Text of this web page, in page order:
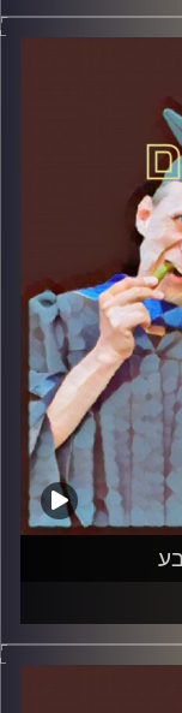
בועז בן-
בועז בן-